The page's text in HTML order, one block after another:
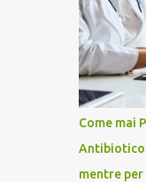
Come mai
Antibiotico
mentre per